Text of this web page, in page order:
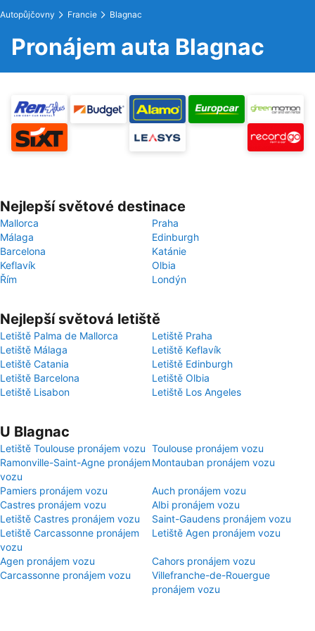
Autopůjčovny Francie Blagnac
Pronájem auta Blagnac
Nejlepší světové destinace
Mallorca
Praha
Málaga
Edinburgh
Barcelona
Katánie
Keflavík
Olbia
Řím
Londýn
Nejlepší světová letiště
Letiště Palma de Mallorca
Letiště Praha
Letiště Málaga
Letiště Keflavík
Letiště Catania
Letiště Edinburgh
Letiště Barcelona
Letiště Olbia
Letiště Lisabon
Letiště Los Angeles
U Blagnac
Letiště Toulouse pronájem vozu Toulouse pronájem vozu
Ramonville-Saint-Agne pronájem
vozu
Montauban pronájem vozu
Pamiers pronájem vozu
Auch pronájem vozu
Castres pronájem vozu
Albi pronájem vozu
Letiště Castres pronájem vozu
Saint-Gaudens pronájem vozu
Letiště Carcassonne pronájem
vozu
Letiště Agen pronájem vozu
Agen pronájem vozu
Cahors pronájem vozu
Carcassonne pronájem vozu
Villefranche-de-Rouergue
pronájem vozu